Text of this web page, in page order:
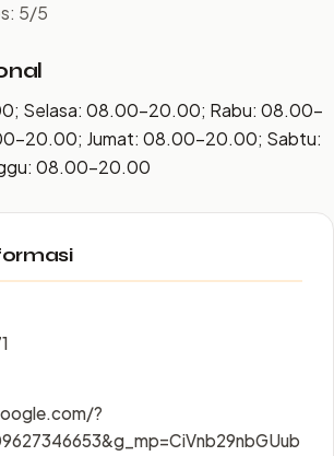
5/5
Selasa: 08.00–20.00; Rabu: 08.00–
Jumat: 08.00–20.00; Sabtu:
08.00–20.00
?